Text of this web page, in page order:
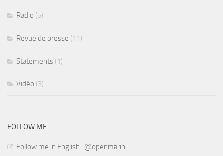
Radio (5)
Revue de presse (11)
Statements (1)
Vidéo (3)
FOLLOW ME
Follow me in English : @openmarin